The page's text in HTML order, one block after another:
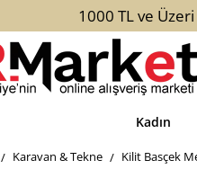
1000 TL ve
Kadın
Karavan & Tekne Kilit Basçek